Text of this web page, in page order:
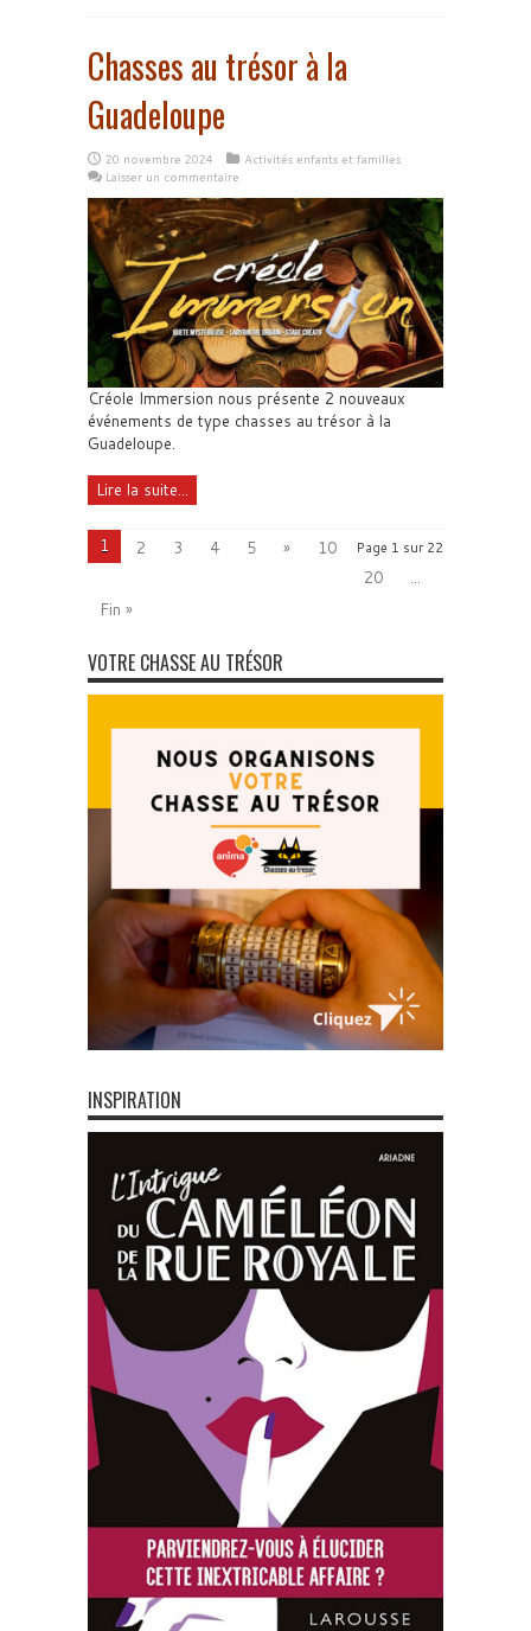
Chasses au trésor à la
Guadeloupe
20 novembre 2024
Activités enfants et familles
Laisser un commentaire
Créole Immersion nous présente 2 nouveaux
événements de type chasses au trésor à la
Guadeloupe.
Lire la suite...
Page 1 sur 22
1 2 3 4 5 »
10
20
...
Fin »
VOTRE CHASSE AU TRÉSOR
INSPIRATION